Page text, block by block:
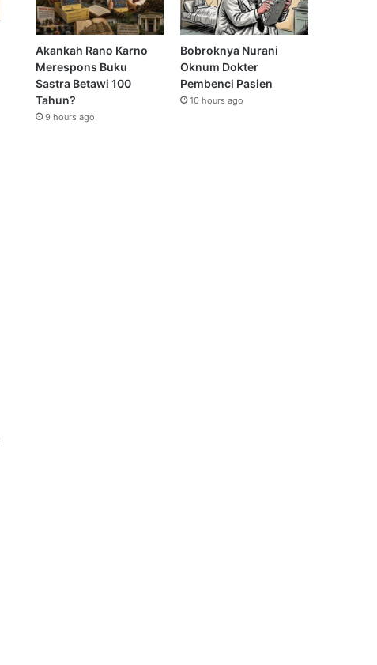
Akankah Rano Karno
Merespons Buku
Sastra Betawi 100
Tahun?
9 hours ago
Bobroknya Nurani
Oknum Dokter
Pembenci Pasien
10 hours ago